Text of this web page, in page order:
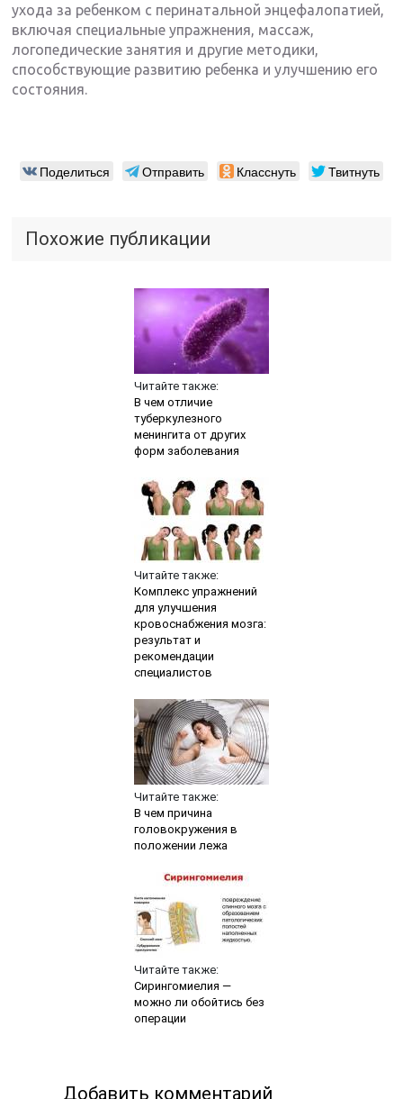
ухода за ребенком с перинатальной энцефалопатией,
включая специальные упражнения, массаж,
логопедические занятия и другие методики,
способствующие развитию ребенка и улучшению его
состояния.
Поделиться Отправить Класснуть Твитнуть
Похожие публикации
Читайте также:
В чем отличие
туберкулезного
менингита от других
форм заболевания
Читайте также:
Комплекс упражнений
для улучшения
кровоснабжения мозга:
результат и
рекомендации
специалистов
Читайте также:
В чем причина
головокружения в
положении лежа
Читайте также:
Сирингомиелия —
можно ли обойтись без
операции
Добавить комментарий